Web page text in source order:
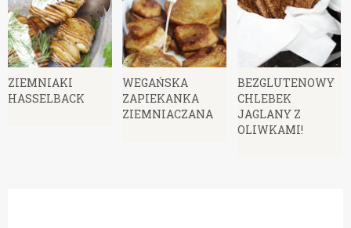
ZIEMNIAKI
HASSELBACK
WEGAŃSKA
ZAPIEKANKA
ZIEMNIACZANA
BEZGLUTENOWY
CHLEBEK
JAGLANY Z
OLIWKAMI!